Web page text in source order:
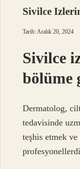
Sivilce
Tarih: Aralık 20, 2024
Sivilce
bölüme
Dermatolog,
tedavisinde
teşhis etmek